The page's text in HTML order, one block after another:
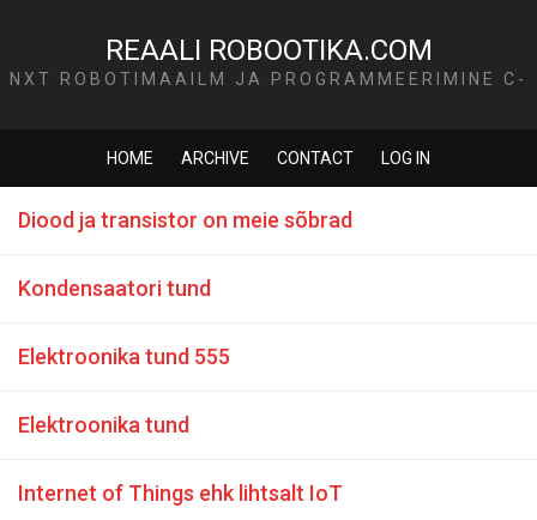
REAALI ROBOOTIKA.COM
NXT ROBOTIMAAILM JA PROGRAMMEERIMINE C-
HOME ARCHIVE CONTACT LOG IN
Diood ja transistor on meie sõbrad
Kondensaatori tund
Elektroonika tund 555
Elektroonika tund
Internet of Things ehk lihtsalt IoT